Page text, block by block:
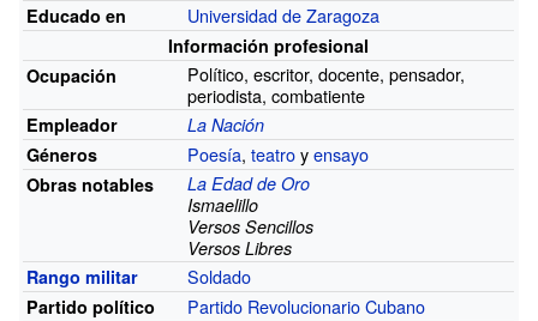
Educado en Universidad de Zaragoza
Información profesional
Ocupación
Político, escritor, docente, pensador,
periodista, combatiente
Empleador
La Nación
Géneros
Poesía,teatroyensayo
Obras notables
La Edad de Oro
Ismaelillo
Versos Sencillos
Versos Libres
Rango militar
Soldado
Partido político Partido Revolucionario Cubano